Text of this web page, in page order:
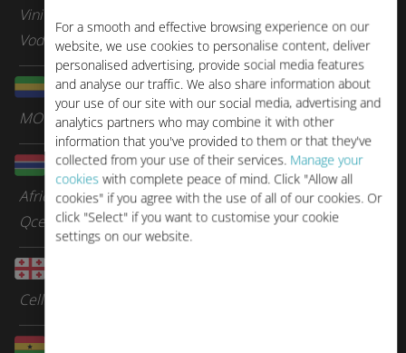
For a smooth and effective browsing experience on our
website, we use cookies to personalise content, deliver
personalised advertising, provide social media features
and analyse our traffic. We also share information about
your use of our site with our social media, advertising and
analytics partners who may combine it with other
information that you've provided to them or that they've
collected from your use of their services. Manage your
cookieswith complete peace of mind. Click "Allow all
cookies" if you agree with the use of all of our cookies. Or
click "Select" if you want to customise your cookie
settings on our website.
Vini Mobile
Vodafone
Gabon
MOOV Africa
Gambia
Africell
Qcell
Cellfie Mobile